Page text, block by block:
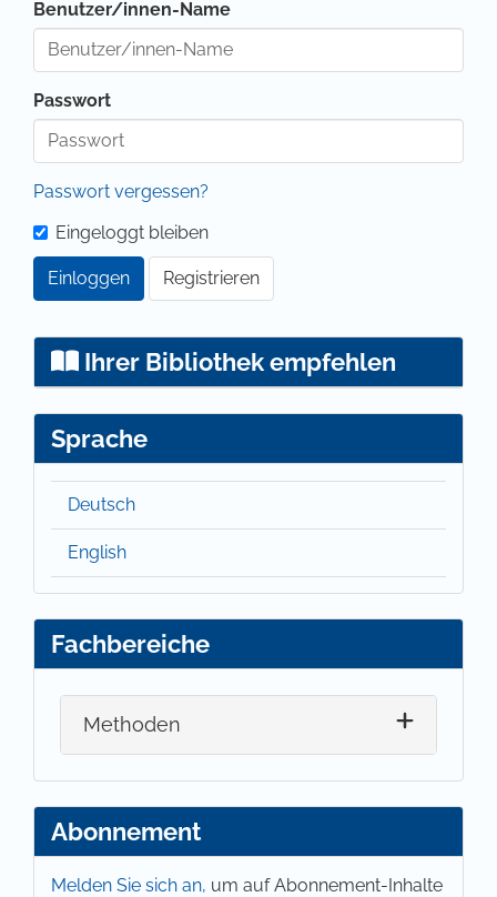
Benutzer/innen-Name
Passwort
Passwort vergessen?
Eingeloggt bleiben
Einloggen Registrieren
Ihrer Bibliothek empfehlen
Sprache
Deutsch
English
Fachbereiche
Methoden
Abonnement
Melden Sie sich an, um auf Abonnement-Inhalte